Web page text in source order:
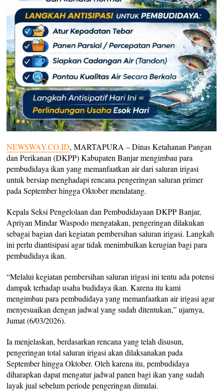
NEWSWAY.CO.ID, MARTAPURA – Dinas Ketahanan Pangan
dan Perikanan (DKPP) Kabupaten Banjar mengimbau para
pembudidaya ikan yang memanfaatkan air dari saluran irigasi
untuk bersiap menghadapi rencana pengeringan saluran primer
pada September hingga Oktober mendatang.
Kepala Seksi Pengelolaan dan Pembudidayaan DKPP Banjar,
Apriyan Mindar Waspodo mengatakan, pengeringan dilakukan
sebagai bagian dari kegiatan pembersihan saluran irigasi. Langkah
ini perlu diantisipasi agar tidak menimbulkan kerugian bagi para
pembudidaya ikan.
“Melalui kegiatan pembersihan saluran irigasi ini tentu ada potensi
dampak terhadap usaha budidaya ikan. Karena itu kami
mengimbau para pembudidaya yang memanfaatkan air irigasi agar
menyesuaikan dengan jadwal yang sudah ditentukan,” ujarnya,
Jumat (6/03/2026).
Ia menjelaskan, berdasarkan rencana yang telah disusun,
pengeringan total saluran irigasi akan dilaksanakan pada
September hingga Oktober. Oleh karena itu, pembudidaya
diharapkan dapat mengatur jadwal panen bagi ikan yang sudah
layak jual sebelum periode pengeringan dimulai.